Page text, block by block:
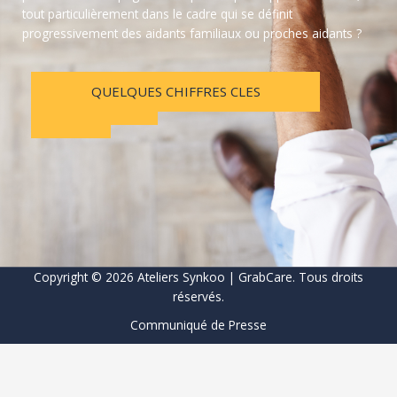
tout particulièrement dans le cadre qui se définit
progressivement des aidants familiaux ou proches aidants ?
DÉFINITION
LES
ENJEUX
SOLUTIONS
QUELQUES CHIFFRES CLES
Copyright © 2026 Ateliers Synkoo | GrabCare. Tous droits
réservés.
Communiqué de Presse